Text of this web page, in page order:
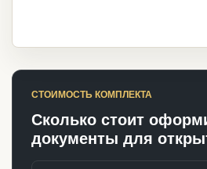
СТОИМОСТЬ КОМПЛЕКТА
Сколько стоит
документы для